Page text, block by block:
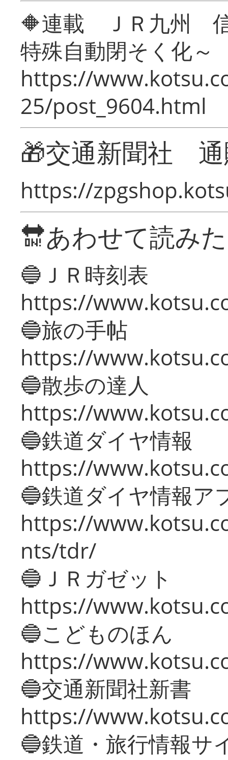
🔶連載 ＪＲ九州 信
特殊自動閉そく化～
https://
25/post_9604.html
🎁交通新聞社
https://
🔛あわせて読み
🔵ＪＲ時刻表
https://
🔵旅の手帖
https://
🔵散歩の達人
https://
🔵鉄道ダイヤ情報
https://
🔵鉄道ダイヤ情報ア
https://
nts/tdr/
🔵ＪＲガゼット
https://
🔵こどものほん
https://
🔵交通新聞社新書
https://
🔵鉄道・旅行情報サ